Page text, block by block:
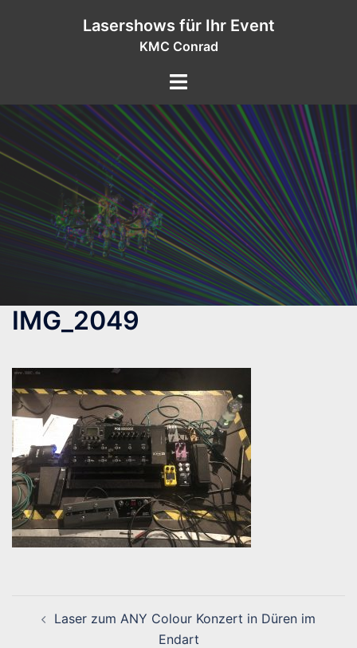
Lasershows für Ihr Event
KMC Conrad
IMG_2049
Laser zum ANY Colour Konzert in Düren im
Endart